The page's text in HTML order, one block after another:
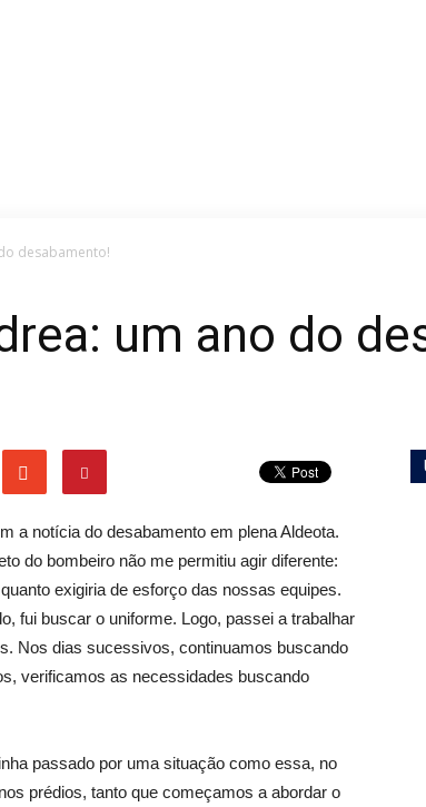
desabamento!
um ano do
a notícia do desabamento em plena Aldeota.
do bombeiro não me permitiu agir diferente:
exigiria de esforço das nossas equipes.
fui buscar o uniforme. Logo, passei a trabalhar
Nos dias sucessivos, continuamos buscando
verificamos as necessidades buscando
passado por uma situação como essa, no
prédios, tanto que começamos a abordar o